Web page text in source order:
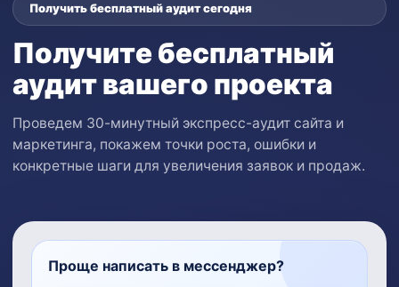
Получить бесплатный аудит сегодня
Получите бесплатный
аудит вашего проекта
Проведем 30-минутный экспресс-аудит сайта и
маркетинга, покажем точки роста, ошибки и
конкретные шаги для увеличения заявок и продаж.
Проще написать в мессенджер?